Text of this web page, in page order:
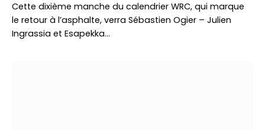
Cette dixième manche du calendrier WRC, qui marque
le retour à l’asphalte, verra Sébastien Ogier – Julien
Ingrassia et Esapekka…